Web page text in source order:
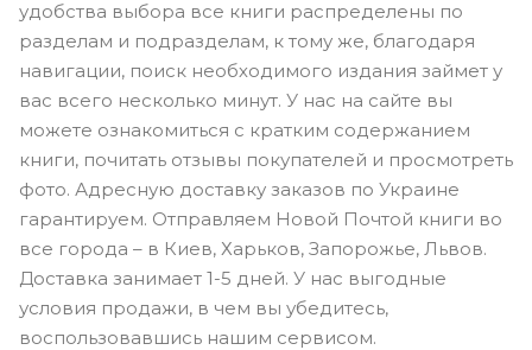
удобства выбора все книги распределены по
разделам и подразделам, к тому же, благодаря
навигации, поиск необходимого издания займет у
вас всего несколько минут. У нас на сайте вы
можете ознакомиться с кратким содержанием
книги, почитать отзывы покупателей и просмотреть
фото. Адресную доставку заказов по Украине
гарантируем. Отправляем Новой Почтой книги во
все города – в Киев, Харьков, Запорожье, Львов.
Доставка занимает 1-5 дней. У нас выгодные
условия продажи, в чем вы убедитесь,
воспользовавшись нашим сервисом.